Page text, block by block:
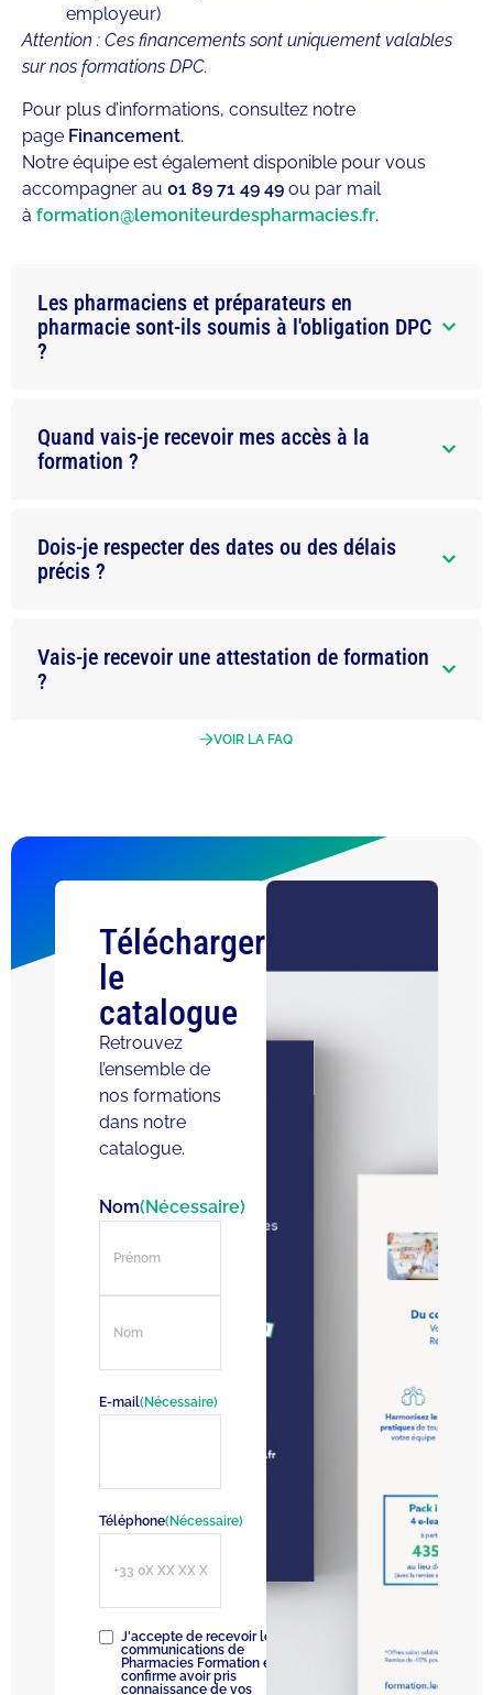
employeur)
Attention : Ces financements sont uniquement valables
sur nos formations DPC.
Pour plus d’informations, consultez notre
page Financement.
Notre équipe est également disponible pour vous
accompagner au 01 89 71 49 49 ou par mail
à formation@lemoniteurdespharmacies.fr.
Les pharmaciens et préparateurs en
pharmacie sont-ils soumis à l'obligation DPC
?
Quand vais-je recevoir mes accès à la
formation ?
Dois-je respecter des dates ou des délais
précis ?
Vais-je recevoir une attestation de formation
?
VOIR LA FAQ
Télécharger
le
catalogue
Retrouvez
l’ensemble de
nos formations
dans notre
catalogue.
Nom(Nécessaire)
E-mail(Nécessaire)
Téléphone(Nécessaire)
RGPD(Nécessaire)
J'accepte de recevoir les
communications de
Pharmacies Formation et
confirme avoir pris
connaissance de vos